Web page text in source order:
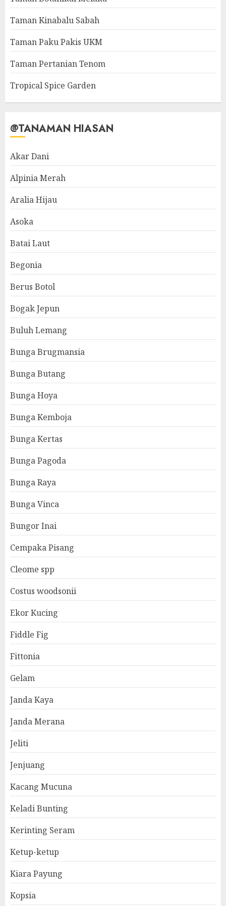
Taman Kinabalu Sabah
Taman Paku Pakis UKM
Taman Pertanian Tenom
Tropical Spice Garden
@TANAMAN HIASAN
Akar Dani
Alpinia Merah
Aralia Hijau
Asoka
Batai Laut
Begonia
Berus Botol
Bogak Jepun
Buluh Lemang
Bunga Brugmansia
Bunga Butang
Bunga Hoya
Bunga Kemboja
Bunga Kertas
Bunga Pagoda
Bunga Raya
Bunga Vinca
Bungor Inai
Cempaka Pisang
Cleome spp
Costus woodsonii
Ekor Kucing
Fiddle Fig
Fittonia
Gelam
Janda Kaya
Janda Merana
Jeliti
Jenjuang
Kacang Mucuna
Keladi Bunting
Kerinting Seram
Ketup-ketup
Kiara Payung
Kopsia